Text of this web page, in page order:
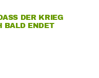
DER KRIEG
BALD ENDET